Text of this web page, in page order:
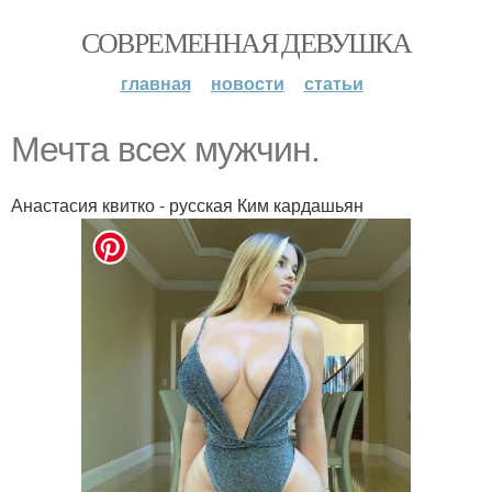
СОВРЕМЕННАЯ ДЕВУШКА
главная новости статьи
Мечта всех мужчин.
Анастасия квитко - русская Ким кардашьян